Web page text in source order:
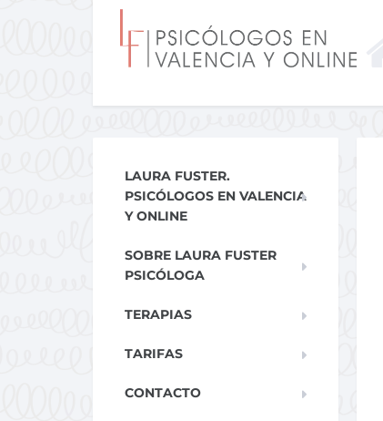
LAURA FUSTER.
PSICÓLOGOS EN VALENCIA
Y ONLINE
SOBRE LAURA FUSTER
PSICÓLOGA
TERAPIAS
TARIFAS
CONTACTO